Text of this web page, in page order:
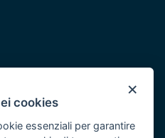
×
cookies
essenziali per garantire